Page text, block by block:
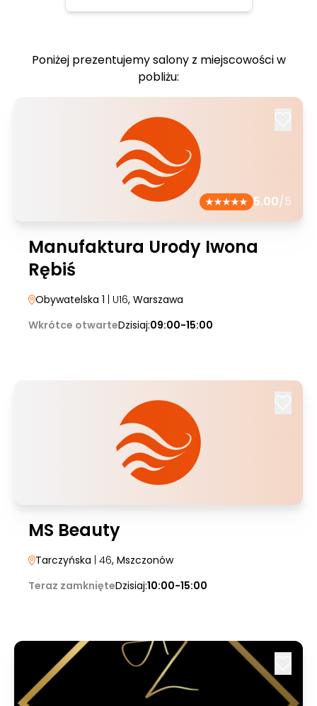
Poniżej prezentujemy salony z miejscowości w
pobliżu:
5.00/5
Manufaktura Urody Iwona
Rębiś
Obywatelska 1 | U16, Warszawa
Wkrótce otwarteDzisiaj:09:00-15:00
MS Beauty
Tarczyńska | 46, Mszczonów
Teraz zamknięteDzisiaj:10:00-15:00